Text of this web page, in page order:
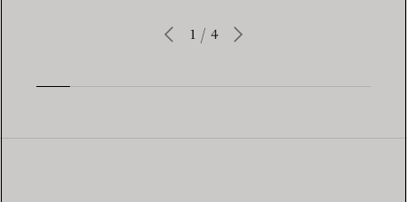
1 / 4